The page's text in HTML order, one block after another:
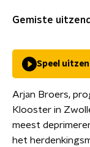
Gemiste
Speel
Arjan Broers,
Klooster in
meest
het